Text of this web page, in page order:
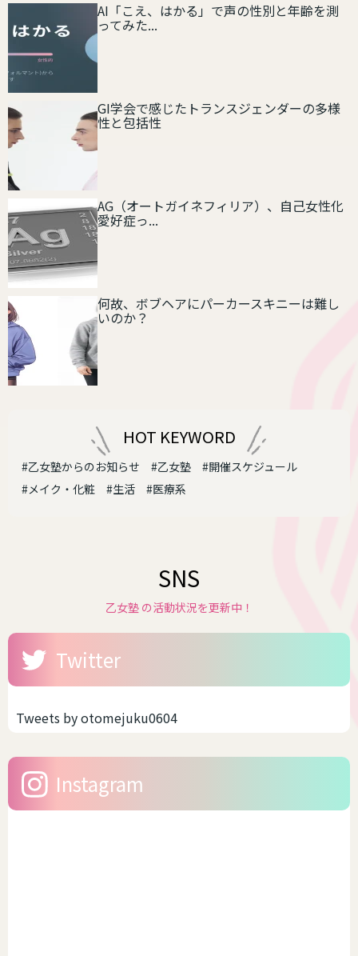
AI「こえ、はかる」で声の性別と年齢を測
ってみた...
GI学会で感じたトランスジェンダーの多様
性と包括性
AG（オートガイネフィリア）、自己女性化
愛好症っ...
何故、ボブヘアにパーカースキニーは難し
いのか？
HOT KEYWORD
#乙女塾からのお知らせ #乙女塾
#開催スケジュール
#メイク・化粧
#生活 #医療系
SNS
乙女塾 の活動状況を更新中！
Twitter
Tweets by otomejuku0604
Instagram